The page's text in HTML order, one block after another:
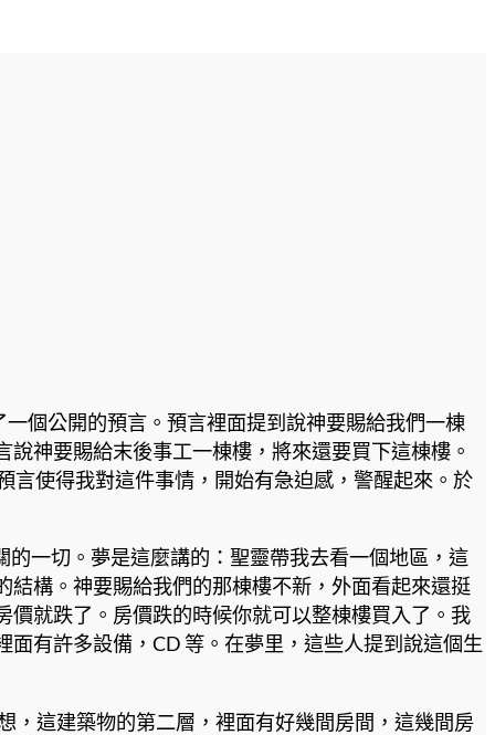
個公開的預言。預言裡面提到說神要賜給我們一棟
神要賜給末後事工一棟樓，將來還要買下這棟樓。
言使得我對這件事情，開始有急迫感，警醒起來。於
一切。夢是這麼講的：聖靈帶我去看一個地區，這
構。神要賜給我們的那棟樓不新，外面看起來還挺
就跌了。房價跌的時候你就可以整棟樓買入了。我
有許多設備，CD 等。在夢里，這些人提到說這個生
，這建築物的第二層，裡面有好幾間房間，這幾間房